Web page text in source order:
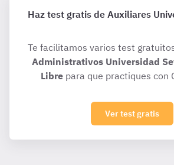
Haz test gratis de Auxiliares
Te facilitamos varios test
Administrativos Universidad
Librepara que practiques con
Ver test gratis